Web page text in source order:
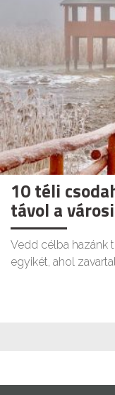
10 téli
távol a
Vedd célba hazánk
egyikét, ahol